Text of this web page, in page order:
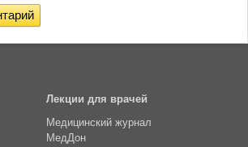
Лекции для врачей
Медицинский журнал
МедДон